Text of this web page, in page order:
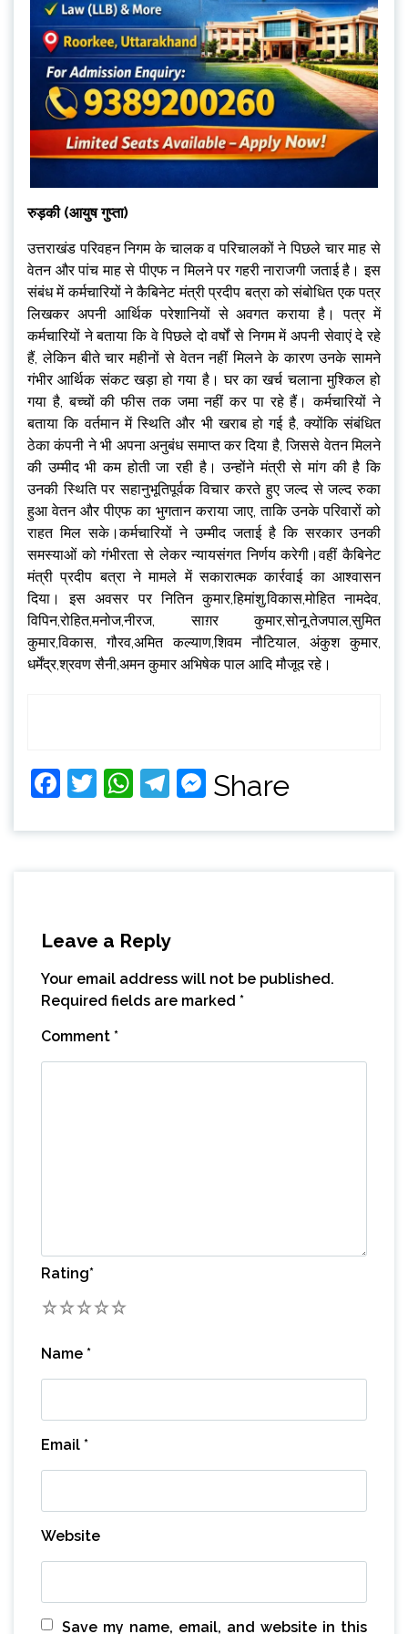
रुड़की (आयुष गुप्ता)
उत्तराखंड परिवहन निगम के चालक व परिचालकों ने पिछले चार माह से
वेतन और पांच माह से पीएफ न मिलने पर गहरी नाराजगी जताई है। इस
संबंध में कर्मचारियों ने कैबिनेट मंत्री प्रदीप बत्रा को संबोधित एक पत्र
लिखकर अपनी आर्थिक परेशानियों से अवगत कराया है। पत्र में
कर्मचारियों ने बताया कि वे पिछले दो वर्षों से निगम में अपनी सेवाएं दे रहे
हैं, लेकिन बीते चार महीनों से वेतन नहीं मिलने के कारण उनके सामने
गंभीर आर्थिक संकट खड़ा हो गया है। घर का खर्च चलाना मुश्किल हो
गया है, बच्चों की फीस तक जमा नहीं कर पा रहे हैं। कर्मचारियों ने
बताया कि वर्तमान में स्थिति और भी खराब हो गई है, क्योंकि संबंधित
ठेका कंपनी ने भी अपना अनुबंध समाप्त कर दिया है, जिससे वेतन मिलने
की उम्मीद भी कम होती जा रही है। उन्होंने मंत्री से मांग की है कि
उनकी स्थिति पर सहानुभूतिपूर्वक विचार करते हुए जल्द से जल्द रुका
हुआ वेतन और पीएफ का भुगतान कराया जाए, ताकि उनके परिवारों को
राहत मिल सके।कर्मचारियों ने उम्मीद जताई है कि सरकार उनकी
समस्याओं को गंभीरता से लेकर न्यायसंगत निर्णय करेगी।वहीं कैबिनेट
मंत्री प्रदीप बत्रा ने मामले में सकारात्मक कार्रवाई का आश्वासन
दिया। इस अवसर पर नितिन कुमार,हिमांशु,विकास,मोहित नामदेव,
विपिन,रोहित,मनोज,नीरज, साग़र कुमार,सोनू,तेजपाल,सुमित
कुमार,विकास, गौरव,अमित कल्याण,शिवम नौटियाल, अंकुश कुमार,
धर्मेंद्र,श्रवण सैनी,अमन कुमार अभिषेक पाल आदि मौजूद रहे।
Facebook
Twitter
WhatsApp
Telegram
Messenger
Share
Leave a Reply
Your email address will not be published.
Required fields are marked *
Comment *
Rating*
5
4
3
2
Name *
Email *
Website
Save my name, email, and website in this